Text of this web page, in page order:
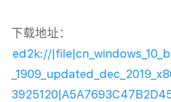
下载地址：
ed2k://